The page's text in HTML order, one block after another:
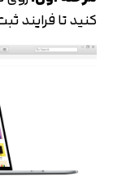
کنید تا